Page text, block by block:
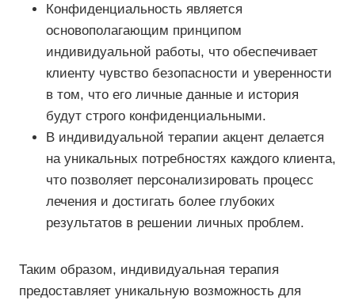
Конфиденциальность является
основополагающим принципом
индивидуальной работы, что обеспечивает
клиенту чувство безопасности и уверенности
в том, что его личные данные и история
будут строго конфиденциальными.
В индивидуальной терапии акцент делается
на уникальных потребностях каждого клиента,
что позволяет персонализировать процесс
лечения и достигать более глубоких
результатов в решении личных проблем.
Таким образом, индивидуальная терапия
предоставляет уникальную возможность для